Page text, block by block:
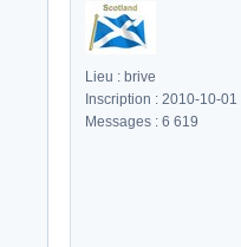
Lieu : brive
Inscription : 2010-10-01
Messages : 6 619